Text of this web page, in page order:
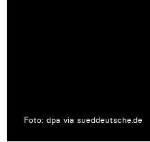
Foto: dpa via sueddeutsche.de